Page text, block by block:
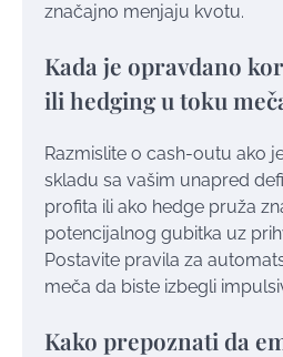
značajno menjaju kvotu.
Kada je opravdano
ili hedging u toku
Razmislite o cash-outu ako
skladu sa vašim unapred
profita ili ako hedge pruža
potencijalnog gubitka uz
Postavite pravila za
meča da biste izbegli
Kako prepoznati da